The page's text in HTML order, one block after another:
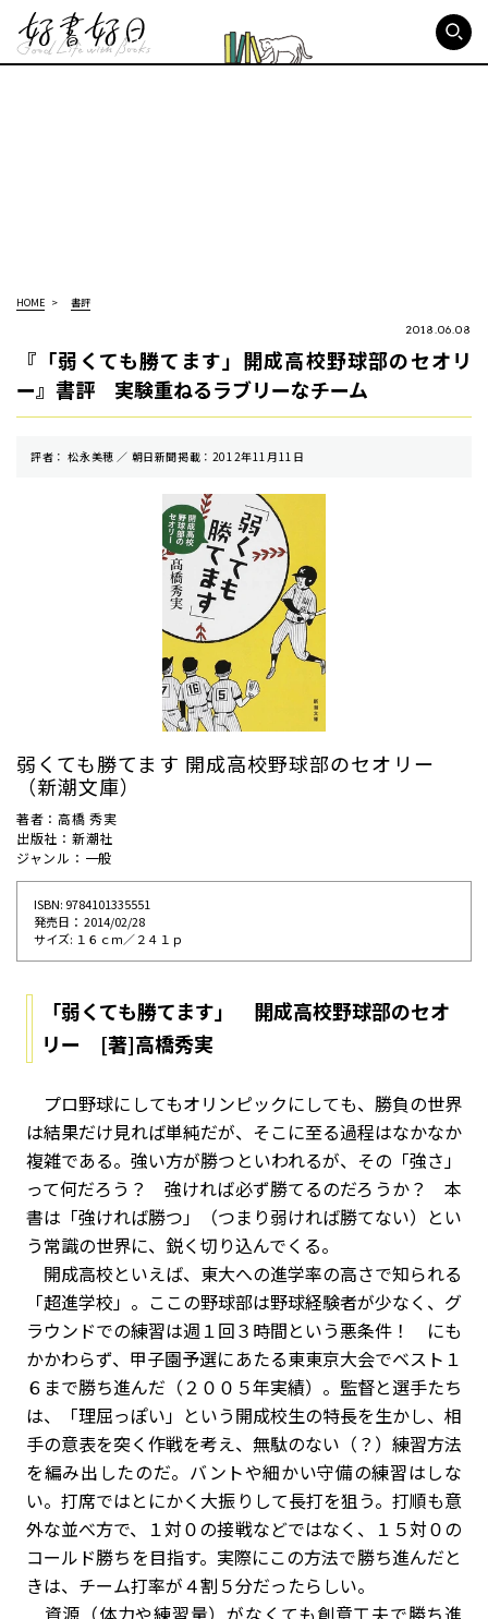
HOME 書評
2018.06.08
『「弱くても勝てます」開成高校野球部のセオリ
ー』書評 実験重ねるラブリーなチーム
評者： 松永美穂 ／ 朝⽇新聞掲載：2012年11月11日
弱くても勝てます 開成高校野球部のセオリー
（新潮文庫）
著者：高橋 秀実
出版社：新潮社
ジャンル：一般
ISBN: 9784101335551
発売⽇： 2014/02/28
サイズ: １６ｃｍ／２４１ｐ
「弱くても勝てます」 開成高校野球部のセオ
リー [著]高橋秀実
プロ野球にしてもオリンピックにしても、勝負の世界
は結果だけ見れば単純だが、そこに至る過程はなかなか
複雑である。強い方が勝つといわれるが、その「強さ」
って何だろう？ 強ければ必ず勝てるのだろうか？ 本
書は「強ければ勝つ」（つまり弱ければ勝てない）とい
う常識の世界に、鋭く切り込んでくる。
開成高校といえば、東大への進学率の高さで知られる
「超進学校」。ここの野球部は野球経験者が少なく、グ
ラウンドでの練習は週１回３時間という悪条件！ にも
かかわらず、甲子園予選にあたる東東京大会でベスト１
６まで勝ち進んだ（２００５年実績）。監督と選手たち
は、「理屈っぽい」という開成校生の特長を生かし、相
手の意表を突く作戦を考え、無駄のない（？）練習方法
を編み出したのだ。バントや細かい守備の練習はしな
い。打席ではとにかく大振りして長打を狙う。打順も意
外な並べ方で、１対０の接戦などではなく、１５対０の
コールド勝ちを目指す。実際にこの方法で勝ち進んだと
きは、チーム打率が４割５分だったらしい。
資源（体力や練習量）がなくても創意工夫で勝ち進